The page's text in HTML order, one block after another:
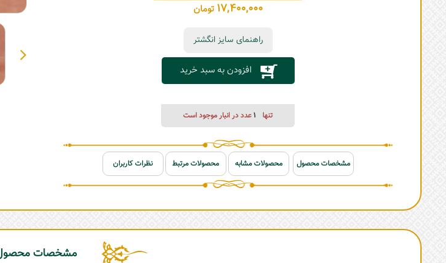
17,400,000 تومان
راهنمای سایز انگشتر
افزودن به سبد خرید
تنها 1 عدد در انبار موجود است
مشخصات محصول محصولات مشابه محصولات مرتبط نظرات کاربران
مشخصات